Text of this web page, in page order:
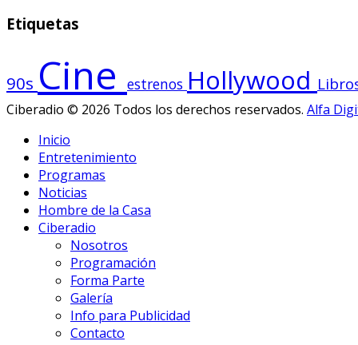
Etiquetas
90s Cine estrenos Hollywood
Ciberadio © 2026 Todos los derechos reservados. Alfa
Inicio
Entretenimiento
Programas
Noticias
Hombre de la Casa
Ciberadio
Nosotros
Programación
Forma Parte
Galería
Info para Publicidad
Contacto